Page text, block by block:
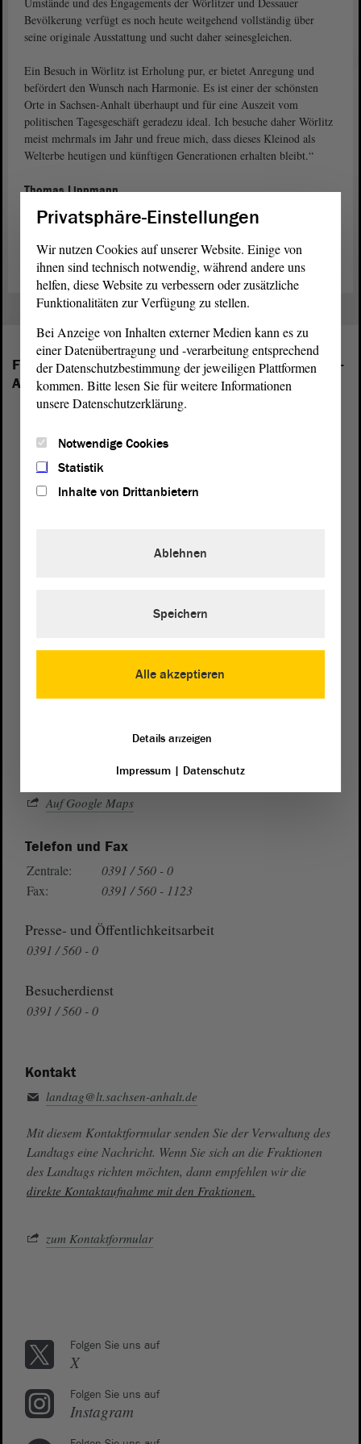
Bevölkerung verfügt es noch heute weitgehend vollständig über
seine originale Ausstattung und sucht daher seinesgleichen.
Ein Besuch in Wörlitz ist Erholung pur, er bietet Anregung und
befördert den Wunsch nach Harmonie. Es ist einer der schönsten
Orte in Sachsen-Anhalt überhaupt und für eine Auszeit vom
politischen Tagesgeschäft geradezu ideal. Ich besuche daher Wörlitz
meist mehrmals im Jahr und freue mich, dass dieses Kleinod als
Welterbe heutigen und künftigen Generationen erhalten bleibt.“
Thomas Lippmann
Landtagsabgeordneter, DIE LINKE
Vorheriger – Lieblingsorte Folgender
Folgende Fraktionen sind im Landtag von Sachsen-
Anhalt vertreten:
Landtagvon Sachsen-Anhalt
Wegbeschreibung
Auf Google Maps
Telefon und Fax
Zentrale:
0391 / 560 - 0
Fax:
0391 / 560 - 1123
Presse- und Öffentlichkeitsarbeit
0391 / 560 - 0
Besucherdienst
0391 / 560 - 0
Kontakt
landtag@lt.sachsen-anhalt.de
Mit diesem Kontaktformular senden Sie der Verwaltung des
Landtags eine Nachricht. Wenn Sie sich an die Fraktionen
des Landtags richten möchten, dann empfehlen wir die
direkte Kontaktaufnahme mit den Fraktionen.
zum Kontaktformular
Folgen Sie uns auf
X
Folgen Sie uns auf
Instagram
Privatsphäre-Einstellungen
Wir nutzen Cookies auf unserer Website. Einige von
ihnen sind technisch notwendig, während andere uns
helfen, diese Website zu verbessern oder zusätzliche
Funktionalitäten zur Verfügung zu stellen.
Bei Anzeige von Inhalten externer Medien kann es zu
einer Datenübertragung und -verarbeitung entsprechend
der Datenschutzbestimmung der jeweiligen Plattformen
kommen. Bitte lesen Sie für weitere Informationen
unsere Datenschutzerklärung.
Notwendige Cookies
Statistik
Inhalte von Drittanbietern
Alle akzeptieren
Ablehnen
Speichern
Details anzeigen
Impressum| Datenschutz